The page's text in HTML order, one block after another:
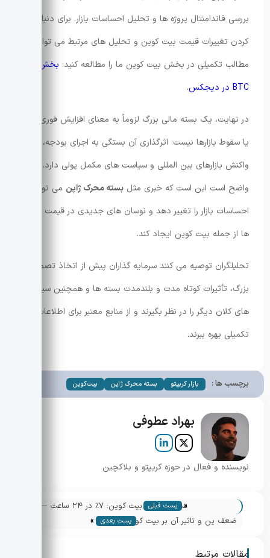
بررسی فاندامنتال پروژه ها و تحلیل احساسات بازار. برای دنبال
کردن تغییرات قیمت بیت کوین و تحلیل های مرتبط می توانید
مطالب تکمیلی در بخش بیت کوین ما را مطالعه کنید: بخش
BTC در دیجکس
.
در نهایت، یک بسته مالی بزرگ لزوماً به معنای افزایش فوری تورم
یا سقوط بازارها نیست؛ اثرگذاری آن بستگی به اجرای بودجه،
واکنش بازارهای بین المللی و سیاست های مکمل پولی دارد. آنچه
واضح است این است که خبری مثل بسته محرک ژاپن می تواند
احساسات بازار را تغییر دهد و نوسان های جدیدی در قیمت دارایی
ها از جمله بیت کوین ایجاد کند.
تحلیلگران توصیه می کنند سرمایه گذاران پیش از اتخاذ تصمیمات
بزرگ، تأثیرات کوتاه مدت و بلندمدت بسته ها و همچنین سیگنال
های کلان دیگر را در نظر بگیرند و از منابع معتبر برای اطلاعات
تکمیلی بهره ببرند.
برچسب ها : بازار کریپتو بسته محرک ژاپن بیت‌کوین
بهراد عطوفی
نویسنده و فعال در حوزه کریپتو و بلاکچین
« پست قبلی
سقوط قیمت بیت کوین: ۷٪ در ۲۴ ساعت —
دلایل و پیامدها
ضعف ین و تاثیر آن بر بیت کوین: آیا CHF
پست بعدی »
مقالات مرتبط